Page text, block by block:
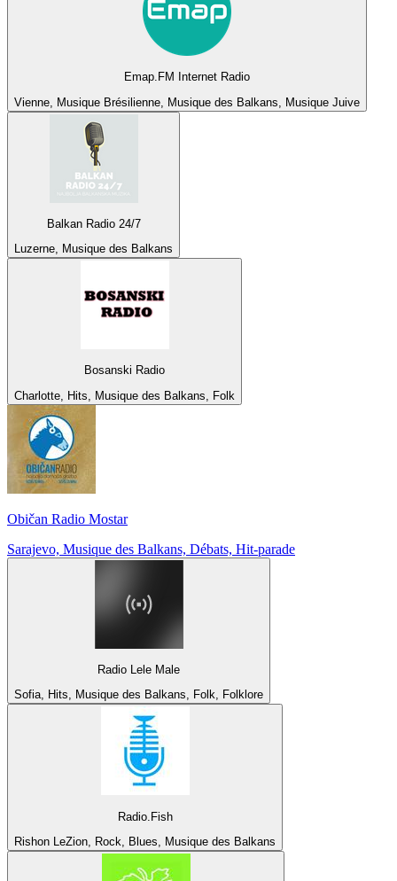
Emap.FM Internet Radio
Vienne, Musique Brésilienne, Musique des Balkans, Musique Juive
Balkan Radio 24/7
Luzerne, Musique des Balkans
Bosanski Radio
Charlotte, Hits, Musique des Balkans, Folk
Običan Radio Mostar
Sarajevo, Musique des Balkans, Débats, Hit-parade
Radio Lele Male
Sofia, Hits, Musique des Balkans, Folk, Folklore
Radio.Fish
Rishon LeZion, Rock, Blues, Musique des Balkans